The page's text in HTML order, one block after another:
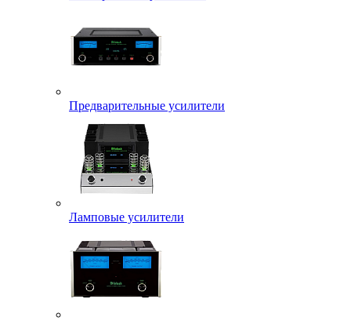
Предварительные усилители
Ламповые усилители